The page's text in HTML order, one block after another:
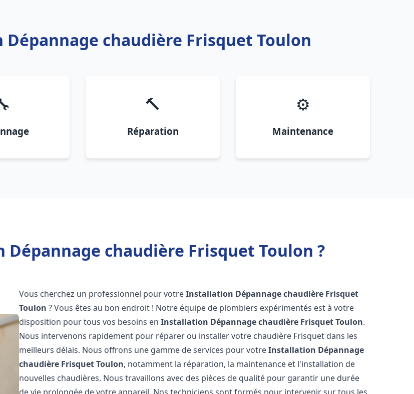
chaudière Frisquet Toulon
🔨
Réparation
⚙️
Maintenance
chaudière Frisquet Toulon ?
Vous cherchez un professionnel pour votreInstallation Dépannage chaudière Frisquet
Toulon ? Vous êtes au bon endroit ! Notre équipe de plombiers expérimentés est à votre
disposition pour tous vos besoins enInstallation Dépannage chaudière FrisquetToulon.
Nous intervenons rapidement pour réparer ou installer votre chaudière Frisquet dans les
meilleurs délais. Nous offrons une gamme de services pour votreInstallation Dépannage
chaudière FrisquetToulon, notamment la réparation, la maintenance et l'installation de
nouvelles chaudières. Nous travaillons avec des pièces de qualité pour garantir une durée